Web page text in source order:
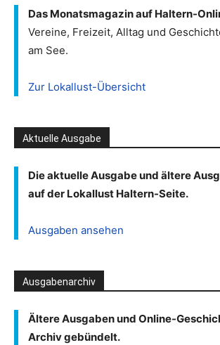
Das Monatsmagazin auf Haltern-
Vereine, Freizeit, Alltag und
am See.
Zur Lokallust-Übersicht
Aktuelle Ausgabe
Die aktuelle Ausgabe und ältere
auf der Lokallust Haltern-Seite.
Ausgaben ansehen
Ausgabenarchiv
Ältere Ausgaben und Online-
Archiv gebündelt.